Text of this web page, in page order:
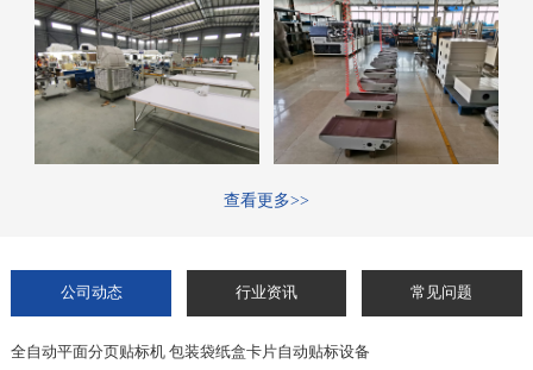
查看更多>>
公司动态 行业资讯 常见问题
全自动平面分页贴标机 包装袋纸盒卡片自动贴标设备